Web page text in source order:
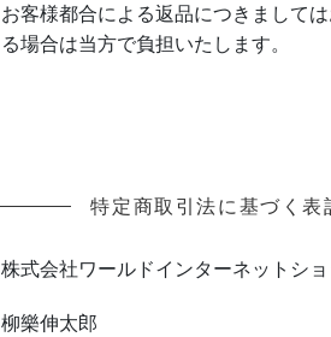
お客様都合による返品につきまして
る場合は当方で負担いたします。
特定商取引法に基づく表
株式会社ワールドインターネットシ
柳樂伸太郎